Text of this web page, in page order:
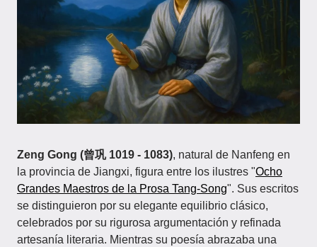
Zeng Gong (曾巩 1019 - 1083), natural de Nanfeng en
la provincia de Jiangxi, figura entre los ilustres "Ocho
Grandes Maestros de la Prosa Tang-Song". Sus escritos
se distinguieron por su elegante equilibrio clásico,
celebrados por su rigurosa argumentación y refinada
artesanía literaria. Mientras su poesía abrazaba una